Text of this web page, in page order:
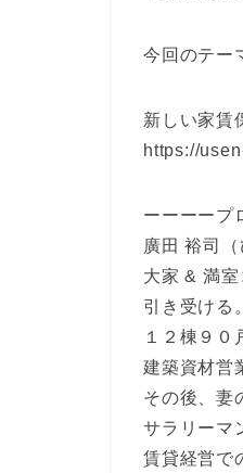
今回のテー
新しい家賃
https://
ーーーープ
廣田 裕司（
大家 & 満
引き受ける
１２棟９０
建築資材営
その後、妻
サラリーマ
賃貸経営で